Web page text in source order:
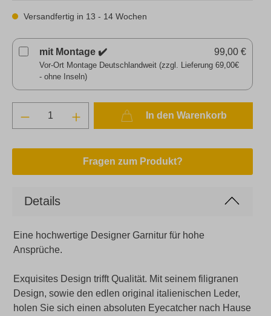
Versandfertig in 13 - 14 Wochen
mit Montage ✔️
Vor-Ort Montage Deutschlandweit (zzgl. Lieferung 69,00€
- ohne Inseln)
99,00 €
In den Warenkorb
Fragen zum Produkt?
Details
Eine hochwertige Designer Garnitur für hohe
Ansprüche.
Exquisites Design trifft Qualität. Mit seinem filigranen
Design, sowie den edlen original italienischen Leder,
holen Sie sich einen absoluten Eyecatcher nach Hause